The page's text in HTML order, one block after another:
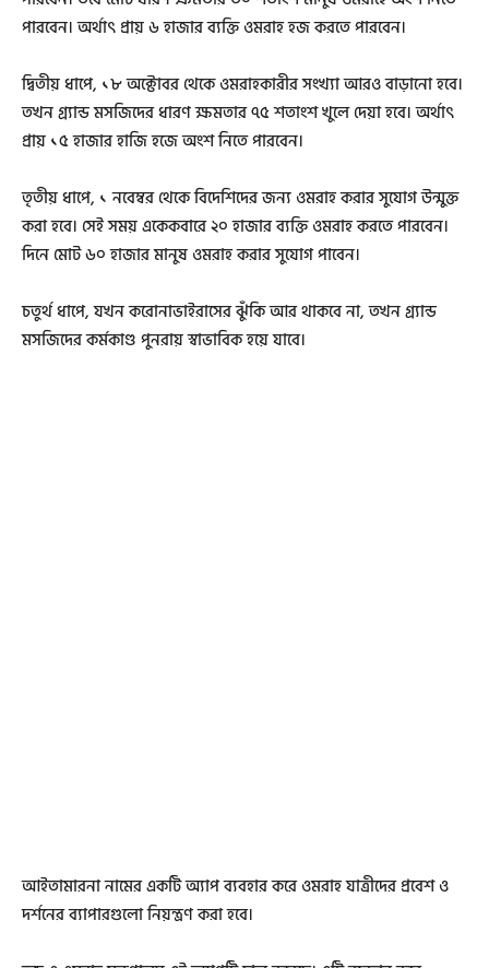
পারবেন। অর্থাৎ প্রায় ৬ হাজার ব্যক্তি ওমরাহ হজ করতে পারবেন।
দ্বিতীয় ধাপে, ১৮ অক্টোবর থেকে ওমরাহকারীর সংখ্যা আরও বাড়ানো হবে।
তখন গ্র্যান্ড মসজিদের ধারণ ক্ষমতার ৭৫ শতাংশ খুলে দেয়া হবে। অর্থাৎ
প্রায় ১৫ হাজার হাজি হজে অংশ নিতে পারবেন।
তৃতীয় ধাপে, ১ নবেম্বর থেকে বিদেশিদের জন্য ওমরাহ করার সুযোগ উন্মুক্ত
করা হবে। সেই সময় একেকবারে ২০ হাজার ব্যক্তি ওমরাহ করতে পারবেন।
দিনে মোট ৬০ হাজার মানুষ ওমরাহ করার সুযোগ পাবেন।
চতুর্থ ধাপে, যখন করোনাভাইরাসের ঝুঁকি আর থাকবে না, তখন গ্র্যান্ড
মসজিদের কর্মকাণ্ড পুনরায় স্বাভাবিক হয়ে যাবে।
আইতামারনা নামের একটি অ্যাপ ব্যবহার করে ওমরাহ যাত্রীদের প্রবেশ ও
দর্শনের ব্যাপারগুলো নিয়ন্ত্রণ করা হবে।